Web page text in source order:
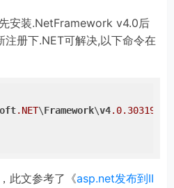
安装.NetFramework v4.0后
册下.NET可解决,以下命令在
.NET\Framework\v4.0.30319
此文参考了《asp.net发布到II